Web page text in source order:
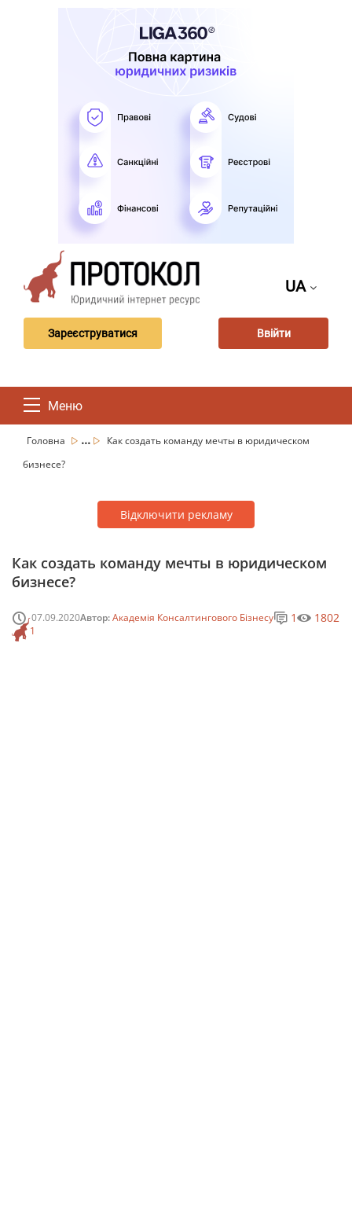
UA
Зареєструватися Ввійти
Меню
Головна ...
Как создать команду мечты в юридическом
бизнесе?
Відключити рекламу
Как создать команду мечты в юридическом
бизнесе?
07.09.2020Автор:Академія Консалтингового Бізнесу
1
1 1802